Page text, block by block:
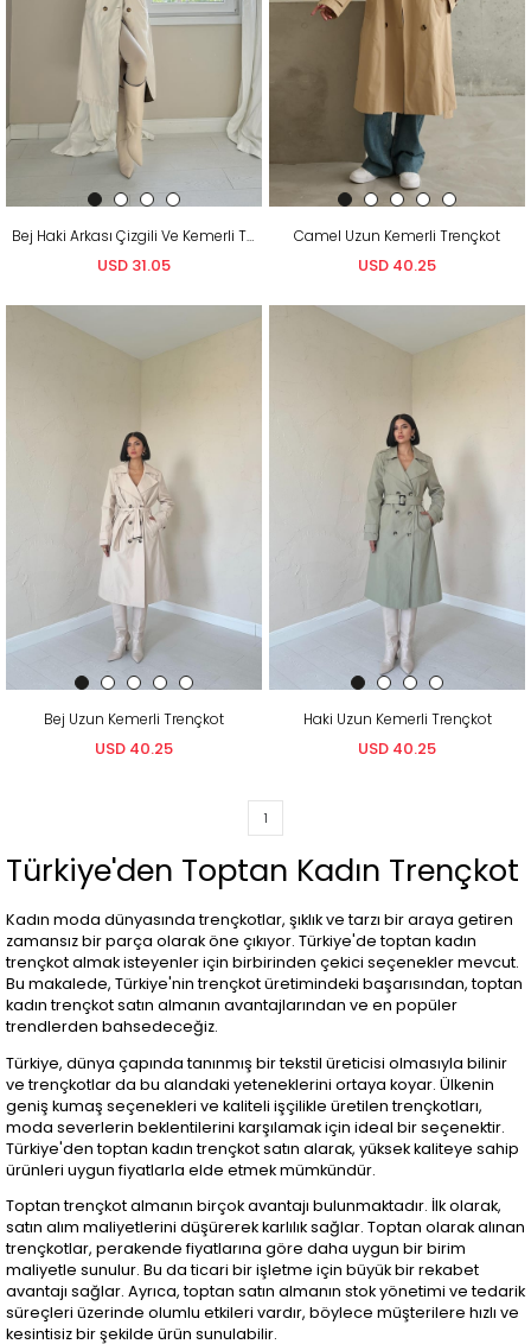
Bej Haki Arkası Çizgili Ve Kemerli Trençkot
USD 31.05
Camel Uzun Kemerli Trençkot
USD 40.25
Bej Uzun Kemerli Trençkot
USD 40.25
Haki Uzun Kemerli Trençkot
USD 40.25
1
Türkiye'den Toptan Kadın Trençkot
Kadın moda dünyasında trençkotlar, şıklık ve tarzı bir araya getiren
zamansız bir parça olarak öne çıkıyor. Türkiye'de toptan kadın
trençkot almak isteyenler için birbirinden çekici seçenekler mevcut.
Bu makalede, Türkiye'nin trençkot üretimindeki başarısından, toptan
kadın trençkot satın almanın avantajlarından ve en popüler
trendlerden bahsedeceğiz.
Türkiye, dünya çapında tanınmış bir tekstil üreticisi olmasıyla bilinir
ve trençkotlar da bu alandaki yeteneklerini ortaya koyar. Ülkenin
geniş kumaş seçenekleri ve kaliteli işçilikle üretilen trençkotları,
moda severlerin beklentilerini karşılamak için ideal bir seçenektir.
Türkiye'den toptan kadın trençkot satın alarak, yüksek kaliteye sahip
ürünleri uygun fiyatlarla elde etmek mümkündür.
Toptan trençkot almanın birçok avantajı bulunmaktadır. İlk olarak,
satın alım maliyetlerini düşürerek karlılık sağlar. Toptan olarak alınan
trençkotlar, perakende fiyatlarına göre daha uygun bir birim
maliyetle sunulur. Bu da ticari bir işletme için büyük bir rekabet
avantajı sağlar. Ayrıca, toptan satın almanın stok yönetimi ve tedarik
süreçleri üzerinde olumlu etkileri vardır, böylece müşterilere hızlı ve
kesintisiz bir şekilde ürün sunulabilir.